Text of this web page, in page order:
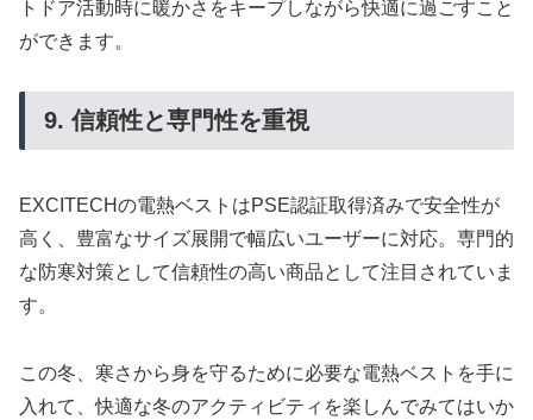
トドア活動時に暖かさをキープしながら快適に過ごすこと
ができます。
9. 信頼性と専門性を重視
EXCITECHの電熱ベストはPSE認証取得済みで安全性が
高く、豊富なサイズ展開で幅広いユーザーに対応。専門的
な防寒対策として信頼性の高い商品として注目されていま
す。
この冬、寒さから身を守るために必要な電熱ベストを手に
入れて、快適な冬のアクティビティを楽しんでみてはいか